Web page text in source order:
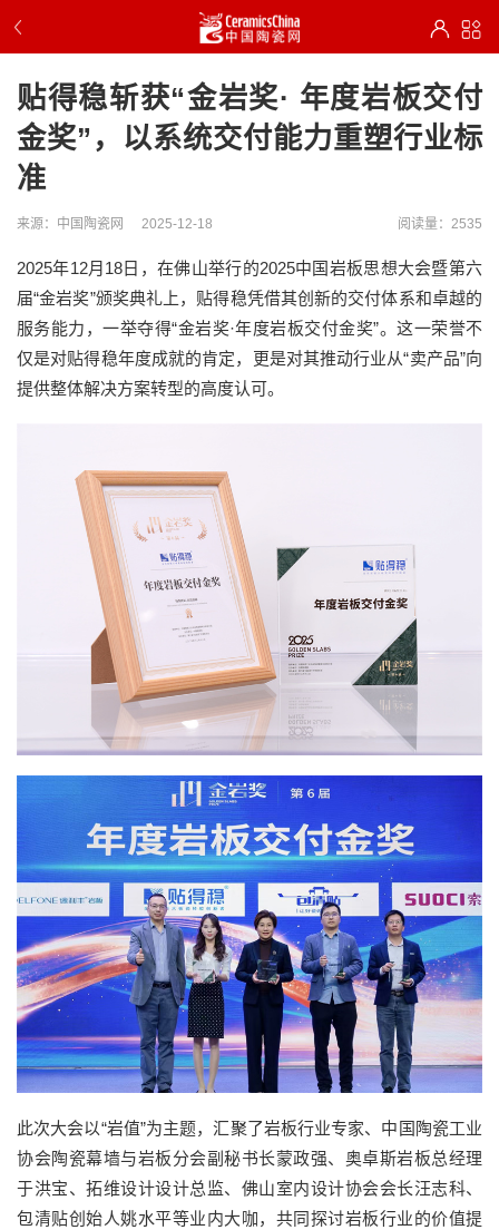
贴得稳斩获“金岩奖· 年度岩板交付
金奖”，以系统交付能力重塑行业标
准
来源：中国陶瓷网 2025-12-18 阅读量：2535
2025年12月18日，在佛山举行的2025中国岩板思想大会暨第六
届“金岩奖”颁奖典礼上，贴得稳凭借其创新的交付体系和卓越的
服务能力，一举夺得“金岩奖·年度岩板交付金奖”。这一荣誉不
仅是对贴得稳年度成就的肯定，更是对其推动行业从“卖产品”向
提供整体解决方案转型的高度认可。
此次大会以“岩值”为主题，汇聚了岩板行业专家、中国陶瓷工业
协会陶瓷幕墙与岩板分会副秘书长蒙政强、奥卓斯岩板总经理
于洪宝、拓维设计设计总监、佛山室内设计协会会长汪志科、
包清贴创始人姚水平等业内大咖，共同探讨岩板行业的价值提